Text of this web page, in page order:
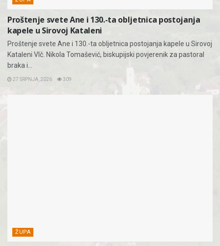
Proštenje svete Ane i 130.-ta obljetnica postojanja
kapele u Sirovoj Kataleni
Proštenje svete Ane i 130.-ta obljetnica postojanja kapele u Sirovoj
Kataleni Vlč. Nikola Tomašević, biskupijski povjerenik za pastoral
braka i...
27 SRPNJA, 2026 309
ŽUPA